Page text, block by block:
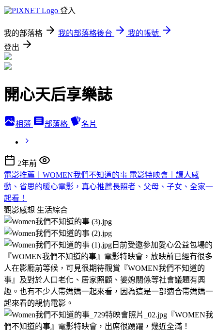
登入
我的部落格 我的部落格後台
我的帳號
登出
開心天后享樂誌
相簿 部落格 名片
2年前
電影推薦｜WOMEN我們不知道的事 電影特映會｜讓人感
動、省思的暖心電影，真心推薦長照者、父母、子女、全家一
起看！
觀影感想 生活綜合
日前受邀參加愛心公益包場的
『WOMEN我們不知道的事』電影特映會，放映前已經有很多
人在影廳前等候，可見很期待觀賞『WOMEN我們不知道的
事』及對於人口老化、居家照顧、婆媳關係等社會議題有興
趣。也有不少人帶媽媽一起來看，因為這是一部適合帶媽媽一
起來看的親情電影。
『WOMEN我
們不知道的事』電影特映會，出席很踴躍，幾近全滿！